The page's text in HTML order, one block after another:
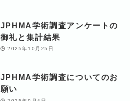
JPHMA学術調査アンケートの
御礼と集計結果
2025年10月25日
JPHMA学術調査についてのお
願い